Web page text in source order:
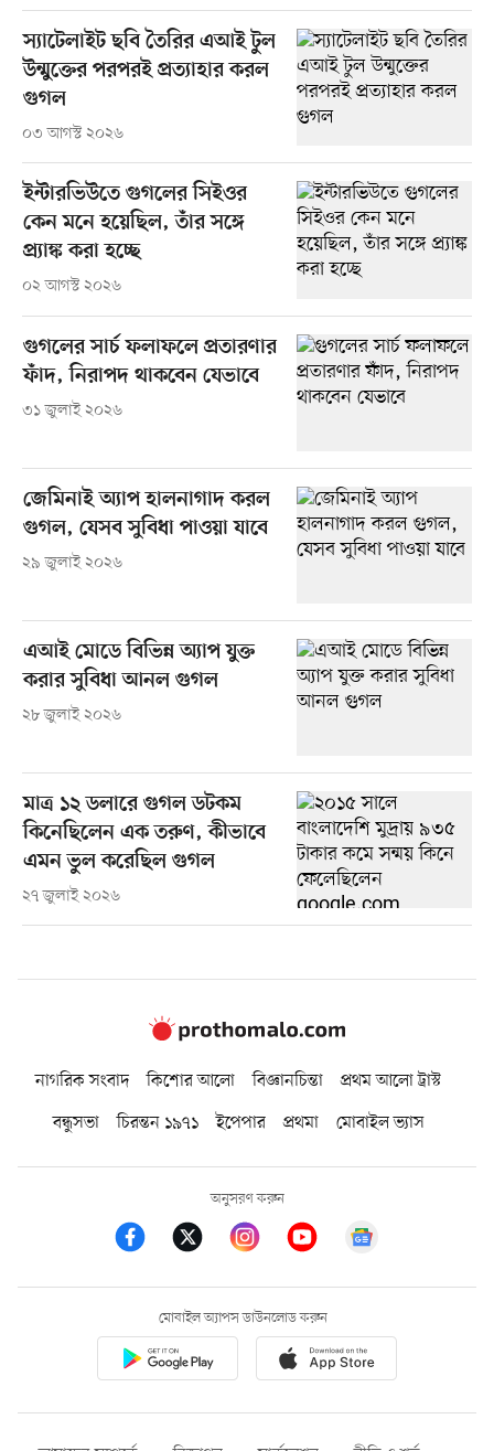
স্যাটেলাইট ছবি তৈরির এআই টুল
উন্মুক্তের পরপরই প্রত্যাহার করল
গুগল
০৩ আগস্ট ২০২৬
ইন্টারভিউতে গুগলের সিইওর
কেন মনে হয়েছিল, তাঁর সঙ্গে
প্র্যাঙ্ক করা হচ্ছে
০২ আগস্ট ২০২৬
গুগলের সার্চ ফলাফলে প্রতারণার
ফাঁদ, নিরাপদ থাকবেন যেভাবে
৩১ জুলাই ২০২৬
জেমিনাই অ্যাপ হালনাগাদ করল
গুগল, যেসব সুবিধা পাওয়া যাবে
২৯ জুলাই ২০২৬
এআই মোডে বিভিন্ন অ্যাপ যুক্ত
করার সুবিধা আনল গুগল
২৮ জুলাই ২০২৬
মাত্র ১২ ডলারে গুগল ডটকম
কিনেছিলেন এক তরুণ, কীভাবে
এমন ভুল করেছিল গুগল
২৭ জুলাই ২০২৬
নাগরিক সংবাদ কিশোর আলো বিজ্ঞানচিন্তা
প্রথম আলো ট্রাস্ট
বন্ধুসভা
চিরন্তন ১৯৭১ ইপেপার প্রথমা মোবাইল ভ্যাস
অনুসরণ করুন
মোবাইল অ্যাপস ডাউনলোড করুন